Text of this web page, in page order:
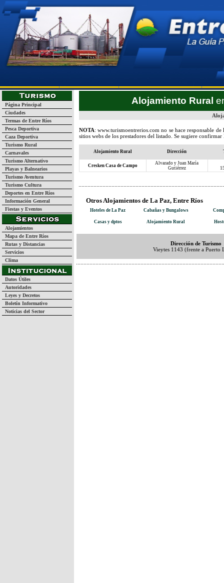
Página Principal
Ciudades
Termas de Entre Ríos
Pesca Deportiva
Caza Deportiva
Turismo Rural
Carnavales
Turismo Alternativo
Playas y Balnearios
Turismo Aventura
Turismo Cultura
Deportes en Entre Ríos
Información General
Fiestas y Eventos
Alojamientos
Mapa de Entre Ríos
Rutas y Distancias
Servicios
Clima
Datos Útiles
Autoridades
Leyes y Decretos
Boletín Informativo
Noticias del Sector
Alojamiento Rural
NOTA: www.turismoentrerios.com no se hace responsable
sitios webs de los prestadores del listado. Se sugiere confirmar
Alojamiento Rural Dirección
Cresken Casa de Campo
Alvarado y Juan María
Gutiérrez
Otros Alojamientos de La Paz, Entre Ríos
Hoteles de La Paz Cabañas y Bungalows
Casas y dptos Alojamiento Rural
Dirección de Turismo
Vieytes 1143 (frente a Puerto